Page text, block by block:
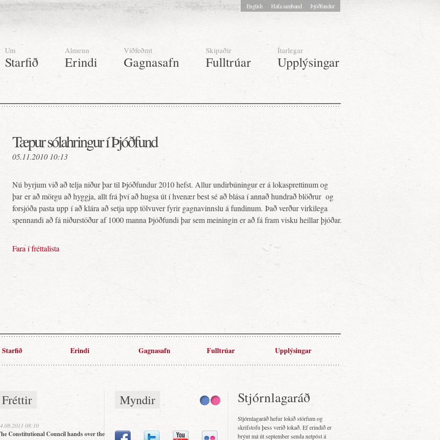
Um
Starfið
Almenn
Erindi
Víðfeðmt
Gagnasafn
Skipaðir
Fulltrúar
Ítarlegar
Upplýsingar
English Hafa samband Þjóðfundur
Tæpur sólahringur í Þjóðfund
05.11.2010 10:13
Nú byrjum við að telja niður þar til Þjóðfundur 2010 hefst. Allur undirbúningur er á lokasprettinum og
þar er að mörgu að hyggja, allt frá því að hugsa út í hvenær best sé að blása í annað hundrað blöðrur og
forsjóða pasta upp í að klára að setja upp tölvuver fyrir gagnavinnslu á fundinum. Það verður virkilega
spennandi að fá niðurstöður af 1000 manna Þjóðfundi þar sem meiningin er að fá fram visku heillar þjóðar.
Fara í fréttalista
Starfið Erindi Gagnasafn Fulltrúar Upplýsingar
Fréttir
08:10
Constitutional Council hands over the
Myndir Stjórnlagaráð
Stjórnlagaráð hefur lokið störfum og
skrifstofu þess verið lokað. Ef erindið er
brýnt má út september senda netpóst á